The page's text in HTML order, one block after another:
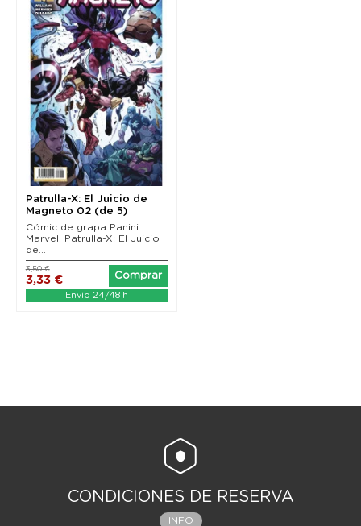
Patrulla-X: El Juicio de
Magneto 02 (de 5)
Cómic de grapa Panini
Marvel. Patrulla-X: El Juicio
de...
3,33 €
3,50 €
Comprar
Envío 24/48 h
CONDICIONES DE RESERVA
INFO